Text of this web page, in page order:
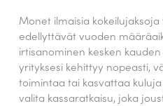
Monet ilmaisia
edellyttävät vuoden
irtisanominen kesken
yrityksesi kehittyy nopeasti,
toimintaa tai kasvattaa
valita kassaratkaisu, joka